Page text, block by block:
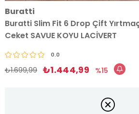
Buratti
Buratti Slim Fit 6 Drop Çift
Ceket SAVUE KOYU LACİVERT
0.0
₺1.699,99 ₺1.444,99 15